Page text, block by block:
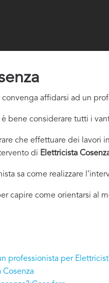
affidarsi ad un
è bene considerare tutti i
che effettuare dei lavori
di Elettricista
sa come realizzare
capire come orientarsi al
professionista per
Cosenza